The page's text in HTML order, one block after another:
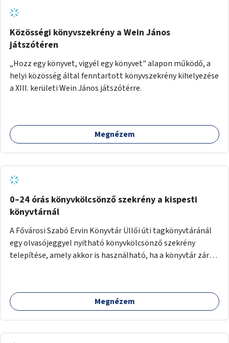
Közösségi könyvszekrény a Wein János
játszótéren
„Hozz egy könyvet, vigyél egy könyvet" alapon működő, a
helyi közösség által fenntartott könyvszekrény kihelyezése
a XIII. kerületi Wein János játszótérre.
Megnézem
0–24 órás könyvkölcsönző szekrény a kispesti
könyvtárnál
A Fővárosi Szabó Ervin Könyvtár Üllői úti tagkönyvtáránál
egy olvasójeggyel nyitható könyvkölcsönző szekrény
telepítése, amely akkor is használható, ha a könyvtár zárva
Megnézem